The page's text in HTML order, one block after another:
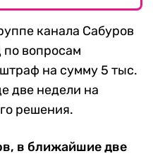
канала Сабуров
по вопросам
на сумму 5 тыс.
две недели на
решения.
в ближайшие две